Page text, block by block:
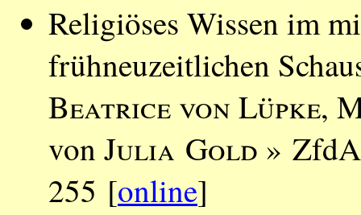
Religiöses Wissen im
frühneuzeitlichen
Beatrice von Lüpke,
von Julia Gold »
255 [online]